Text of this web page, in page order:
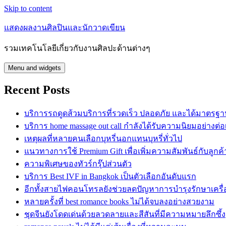
Skip to content
แสดงผลงานศิลปินและนักวาดเขียน
รวมเทคโนโลยีเกี่ยวกับงานศิลปะด้านต่างๆ
Menu and widgets
Recent Posts
บริการรถดูดส้วมบริการที่รวดเร็ว ปลอดภัย และได้มาตรฐ
บริการ home massage out call กำลังได้รับความนิยมอย่างต่อ
เหตุผลที่หลายคนเลือกบุหรี่นอกแทนบุหรี่ทั่วไป
แนวทางการใช้ Premium Gift เพื่อเพิ่มความสัมพันธ์กับลูกค้
ความพิเศษของทัวร์กรุ๊ปส่วนตัว
บริการ Best IVF in Bangkok เป็นตัวเลือกอันดับแรก
อีกทั้งสายไฟคอนโทรลยังช่วยลดปัญหาการบำรุงรักษาเครื่
หลายครั้งที่ best romance books ไม่ได้จบลงอย่างสวยงาม
ชุดจีนยังโดดเด่นด้วยลวดลายและสีสันที่มีความหมายลึกซึ้ง